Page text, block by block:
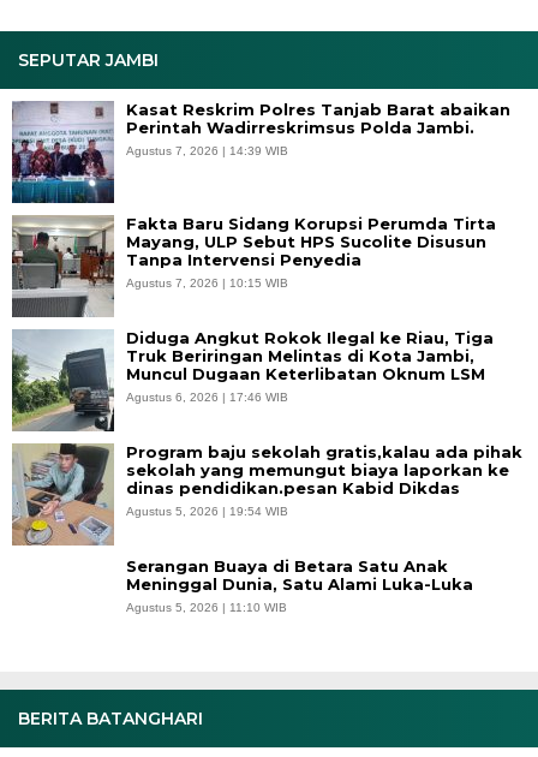
SEPUTAR JAMBI
Kasat Reskrim Polres Tanjab Barat abaikan
Perintah Wadirreskrimsus Polda Jambi.
Agustus 7, 2026 | 14:39 WIB
Fakta Baru Sidang Korupsi Perumda Tirta
Mayang, ULP Sebut HPS Sucolite Disusun
Tanpa Intervensi Penyedia
Agustus 7, 2026 | 10:15 WIB
Diduga Angkut Rokok Ilegal ke Riau, Tiga
Truk Beriringan Melintas di Kota Jambi,
Muncul Dugaan Keterlibatan Oknum LSM
Agustus 6, 2026 | 17:46 WIB
Program baju sekolah gratis,kalau ada pihak
sekolah yang memungut biaya laporkan ke
dinas pendidikan.pesan Kabid Dikdas
Agustus 5, 2026 | 19:54 WIB
Serangan Buaya di Betara Satu Anak
Meninggal Dunia, Satu Alami Luka-Luka
Agustus 5, 2026 | 11:10 WIB
BERITA BATANGHARI